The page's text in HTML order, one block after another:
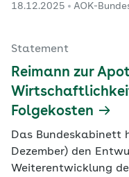
Entbürokratisierung
18.12.2025 AOK-
Statement
Reimann zur
Folgekosten
Das
Dezember) den
Weiterentwicklung